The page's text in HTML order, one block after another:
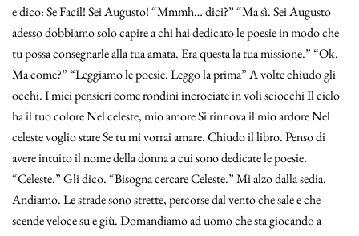
e dico: Se Facil! Sei Augusto! “Mmmh… dici?” “Ma sì. Sei Augusto
adesso dobbiamo solo capire a chi hai dedicato le poesie in modo che
tu possa consegnarle alla tua amata. Era questa la tua missione.” “Ok.
Ma come?” “Leggiamo le poesie. Leggo la prima” A volte chiudo gli
occhi. I miei pensieri come rondini incrociate in voli sciocchi Il cielo
ha il tuo colore Nel celeste, mio amore Si rinnova il mio ardore Nel
celeste voglio stare Se tu mi vorrai amare. Chiudo il libro. Penso di
avere intuito il nome della donna a cui sono dedicate le poesie.
“Celeste.” Gli dico. “Bisogna cercare Celeste.” Mi alzo dalla sedia.
Andiamo. Le strade sono strette, percorse dal vento che sale e che
scende veloce su e giù. Domandiamo ad uomo che sta giocando a